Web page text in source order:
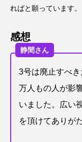
ればと願っています。
感想
静間さん
3号は廃止すべ
万人もの人が影
いました。広い
を頂けてありが